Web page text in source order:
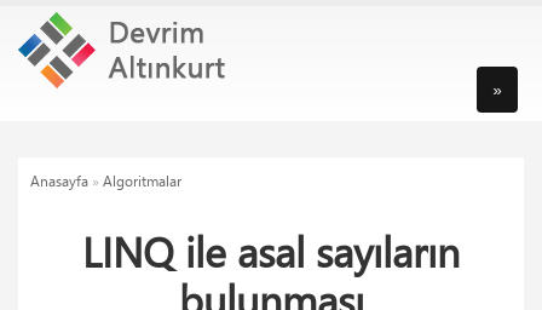
»
Anasayfa » Algoritmalar
LINQ ile asal sayıların